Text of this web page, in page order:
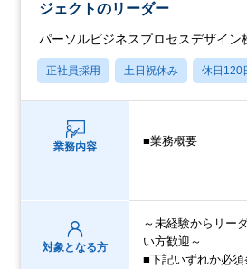
ジェクトのリーダー
パーソルビジネスプロセスデザイン
正社員採用 土日祝休み 休日120
業務内容 ■業務概要
対象となる方
～未経験からリー
い方歓迎～
■下記いずれか必須